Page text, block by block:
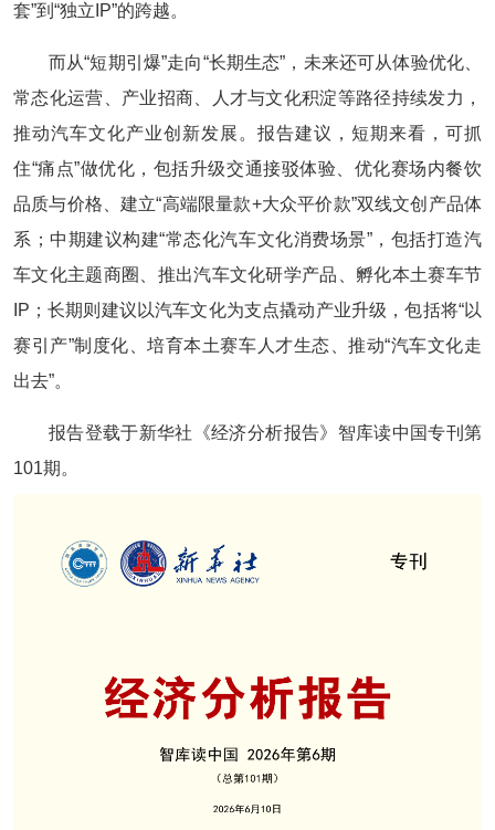
套”到“独立IP”的跨越。
而从“短期引爆”走向“长期生态”，未来还可从体验优化、
常态化运营、产业招商、人才与文化积淀等路径持续发力，
推动汽车文化产业创新发展。报告建议，短期来看，可抓
住“痛点”做优化，包括升级交通接驳体验、优化赛场内餐饮
品质与价格、建立“高端限量款+大众平价款”双线文创产品体
系；中期建议构建“常态化汽车文化消费场景”，包括打造汽
车文化主题商圈、推出汽车文化研学产品、孵化本土赛车节
IP；长期则建议以汽车文化为支点撬动产业升级，包括将“以
赛引产”制度化、培育本土赛车人才生态、推动“汽车文化走
出去”。
报告登载于新华社《经济分析报告》智库读中国专刊第
101期。